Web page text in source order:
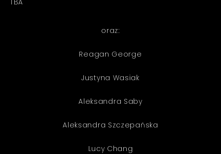
oraz:
Reagan George
Justyna Wasiak
Aleksandra Saby
Aleksandra Szczepańska
Lucy Chang